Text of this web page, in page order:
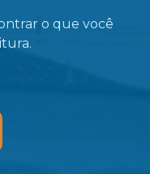
o que você